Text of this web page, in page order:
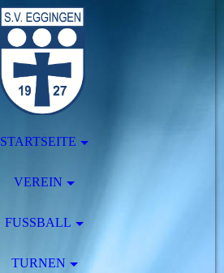
STARTSEITE
VEREIN
FUSSBALL
TURNEN